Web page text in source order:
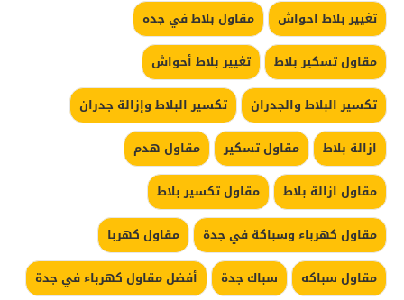
تغيير بلاط احواش
مقاول بلاط في جده
مقاول تسكير بلاط
تغيير بلاط أحواش
تكسير البلاط والجدران
تكسير البلاط وإزالة جدران
ازالة بلاط
مقاول تسكير
مقاول هدم
مقاول ازالة بلاط
مقاول تكسير بلاط
مقاول كهرباء وسباكة في جدة
مقاول كهربا
مقاول سباكه
سباك جدة
أفضل مقاول كهرباء في جدة